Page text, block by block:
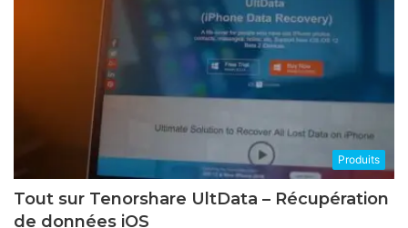
Produits
Tout sur Tenorshare UltData – Récupération
de données iOS